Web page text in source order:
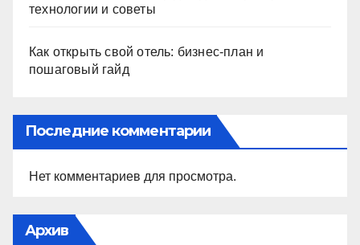
технологии и советы
Как открыть свой отель: бизнес-план и
пошаговый гайд
Последние комментарии
Нет комментариев для просмотра.
Архив